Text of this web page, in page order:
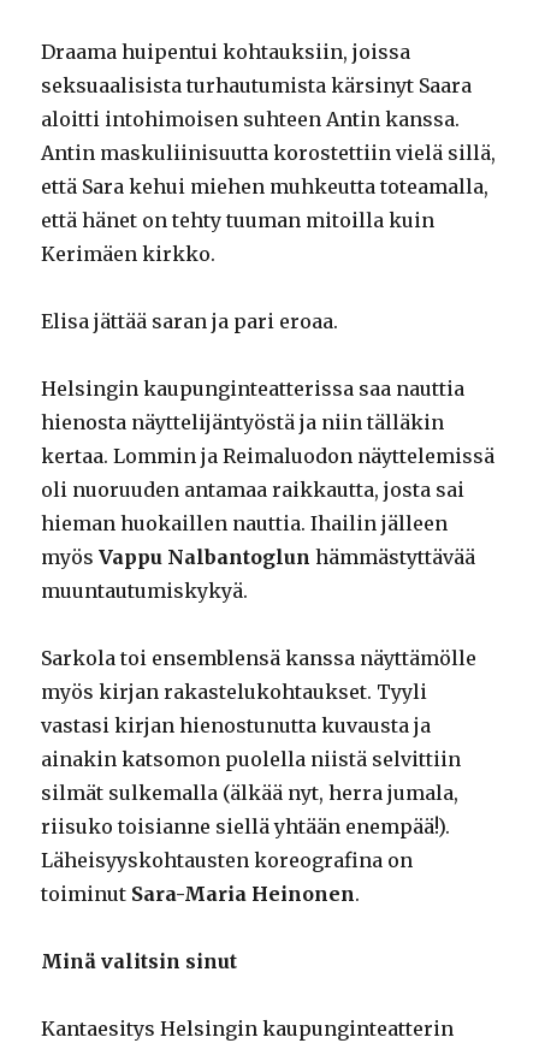
Draama huipentui kohtauksiin, joissa
seksuaalisista turhautumista kärsinyt Saara
aloitti intohimoisen suhteen Antin kanssa.
Antin maskuliinisuutta korostettiin vielä sillä,
että Sara kehui miehen muhkeutta toteamalla,
että hänet on tehty tuuman mitoilla kuin
Kerimäen kirkko.
Elisa jättää saran ja pari eroaa.
Helsingin kaupunginteatterissa saa nauttia
hienosta näyttelijäntyöstä ja niin tälläkin
kertaa. Lommin ja Reimaluodon näyttelemissä
oli nuoruuden antamaa raikkautta, josta sai
hieman huokaillen nauttia. Ihailin jälleen
myösVappu Nalbantoglun hämmästyttävää
muuntautumiskykyä.
Sarkola toi ensemblensä kanssa näyttämölle
myös kirjan rakastelukohtaukset. Tyyli
vastasi kirjan hienostunutta kuvausta ja
ainakin katsomon puolella niistä selvittiin
silmät sulkemalla (älkää nyt, herra jumala,
riisuko toisianne siellä yhtään enempää!).
Läheisyyskohtausten koreografina on
toiminut Sara-Maria Heinonen.
Minä valitsin sinut
Kantaesitys Helsingin kaupunginteatterin